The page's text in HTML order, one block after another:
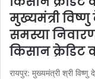
मुख्यमंत्री
समस्या
किसान क्रेडिट
रायपुर: मुख्यमंत्री श्री